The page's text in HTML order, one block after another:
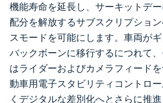
機能寿命を延長し、サーキットデ
配分を解放するサブスクリプショ
スモードを可能にします。車両が
バックボーンに移行するにつれて
はライダーおよびカメラフィード
動車用電子スタビリティコントロ
くデジタルな差別化へとさらに推進